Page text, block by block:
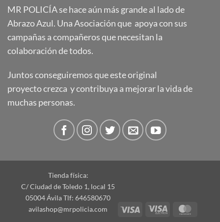
MR POLICÍA se hace aún más grande al lado de
Abrazo Azul. Una Asociación que apoya con sus
campañas a compañeros que necesitan la
colaboración de todos.
Juntos conseguiremos que este original
proyecto crezca y contribuya a mejorar la vida de
muchas personas.
Tienda física:
C/ Ciudad de Toledo 1, local 15
05004 Ávila Tlf: 646580670
avilashop@mrpolicia.com
Visa
Visa